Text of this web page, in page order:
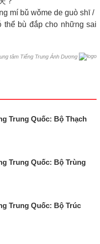
mí bǔ wǒme de guò shī /
thể bù đắp cho những sai
tâm Tiếng Trung Ánh Dương
Trung Quốc: Bộ Thạch
Trung Quốc: Bộ Trùng
Trung Quốc: Bộ Trúc